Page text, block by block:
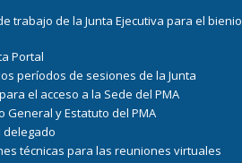
trabajo de la Junta Ejecutiva para el bienio
Portal
períodos de sesiones de la Junta
el acceso a la Sede del PMA
General y Estatuto del PMA
delegado
técnicas para las reuniones virtuales